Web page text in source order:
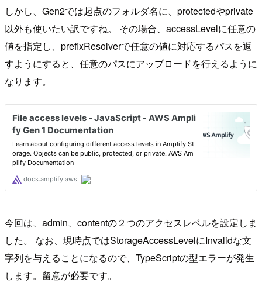
しかし、Gen2では起点のフォルダ名に、protectedやprivate
以外も使いたい訳ですね。 その場合、accessLevelに任意の
値を指定し、prefixResolverで任意の値に対応するパスを返
すようにすると、任意のパスにアップロードを行えるように
なります。
今回は、admin、contentの２つのアクセスレベルを設定しま
した。 なお、現時点ではStorageAccessLevelにInvalidな文
字列を与えることになるので、TypeScriptの型エラーが発生
します。留意が必要です。